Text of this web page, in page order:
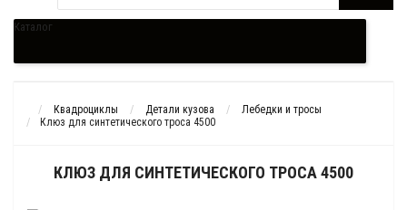
Каталог
Квадроциклы Детали кузова
Лебедки и тросы
Клюз для синтетического троса 4500
КЛЮЗ ДЛЯ СИНТЕТИЧЕСКОГО ТРОСА 4500